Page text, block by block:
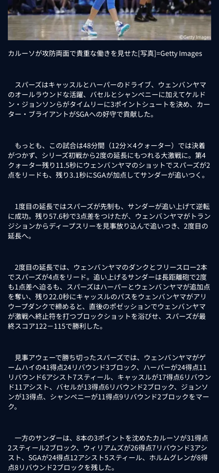
カルーソが攻防両面で貴重な働きを見せた[写真]=Getty Images
スパーズはキャッスルとハーパーのドライブ、ウェンバンヤマ
のオールラウンドな活躍、バセルとシャンペニーに加えてケルド
ン・ジョンソンらがタイムリーに3ポイントシュートを決め、カー
ター・ブライアントがSGAへの好守で貢献した。
もっとも、この試合は48分間（12分×4クォーター）では決着
がつかず、シリーズ初戦から2度の延長にもつれる大激戦に。第4
クォーター残り11.5秒にウェンバンヤマのショットでスパーズが2
点をリードも、残り3.1秒にSGAが加点してサンダーが追いつく。
1度目の延長ではスパーズが先制も、サンダーが追い上げて逆転
に成功。残り57.6秒で3点差をつけたが、ウェンバンヤマがトラン
ジションからディープスリーを見事放り込んで追いつき、2度目の
延長へ。
2度目の延長では、ウェンバンヤマのダンクとフリースロー2本
でスパーズが4点をリード。追い上げるサンダーは長距離砲で2度
も1点差へ迫るも、スパーズはハーパーとウェンバンヤマが追加点
を奪い、残り22.0秒にキャッスルのパスをウェンバンヤマがアリ
ウープダンクで締めると、直後のポゼッションでウェンバンヤマ
が激戦へ終止符を打つブロックショットを浴びせ、スパーズが最
終スコア122－115で勝利した。
見事アウェーで勝ち切ったスパーズでは、ウェンバンヤマがゲ
ームハイの41得点24リバウンド3ブロック、ハーパーが24得点11
リバウンド6アシスト7スティール、キャッスルが17得点6リバウン
ド11アシスト、バセルが13得点6リバウンド2ブロック、ジョンソ
ンが13得点、シャンペニーが11得点9リバウンド2ブロックをマー
ク。
一方のサンダーは、8本の3ポイントを沈めたカルーソが31得点
2スティール2ブロック、ウィリアムズが26得点7リバウンド3アシ
スト、SGAが24得点12アシスト5スティール、ホルムグレンが8得
点8リバウンド2ブロックを残した。